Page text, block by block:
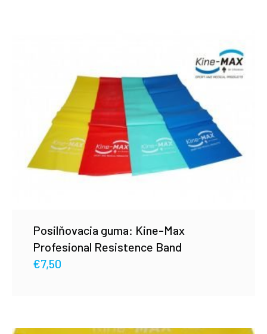
Posilňovacia guma: Kine-Max
Profesional Resistence Band
€7,50